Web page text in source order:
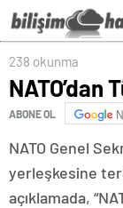
238 okunma
NATO’dan
ABONE OL
NATO Genel
yerleşkesine
açıklamada,